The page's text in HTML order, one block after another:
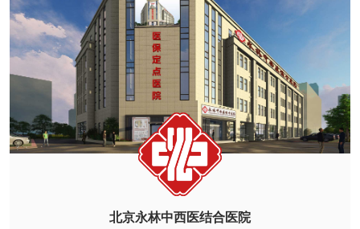
北京永林中西医结合医院